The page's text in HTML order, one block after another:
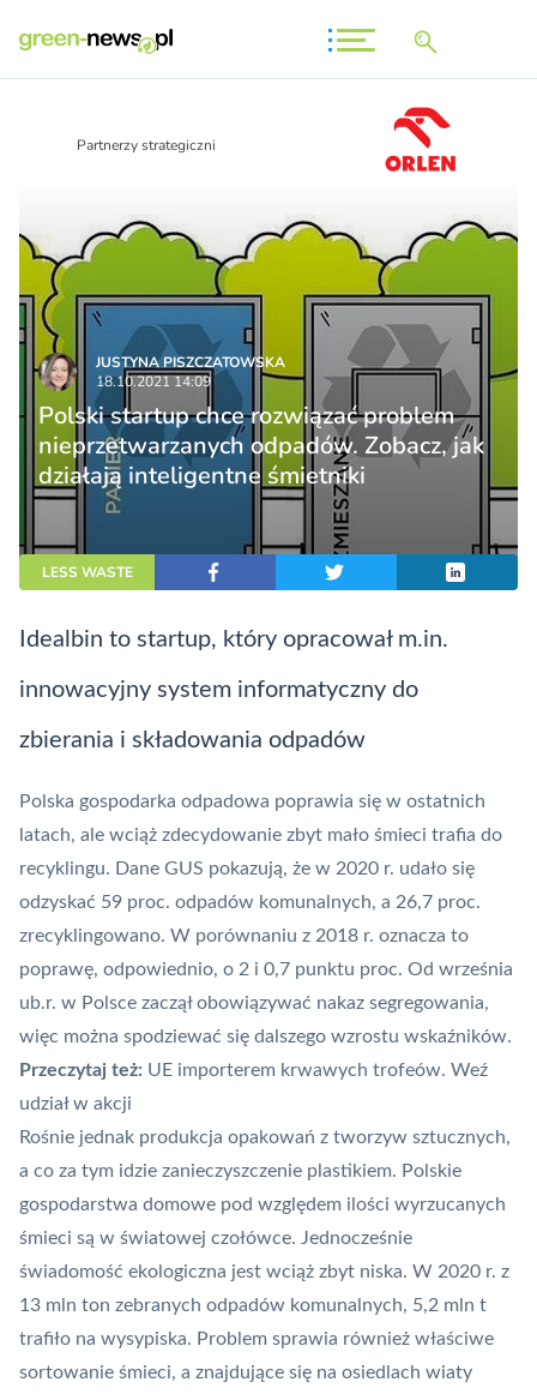
Partnerzy strategiczni
JUSTYNA PISZCZATOWSKA
18.10.2021 14:09
Polski startup chce rozwiązać problem
nieprzetwarzanych odpadów. Zobacz, jak
działają inteligentne śmietniki
LESS WASTE
Idealbin to startup, który opracował m.in.
innowacyjny system informatyczny do
zbierania i składowania odpadów
Polska gospodarka odpadowa poprawia się w ostatnich
latach, ale wciąż zdecydowanie zbyt mało śmieci trafia do
recyklingu. Dane GUS pokazują, że w 2020 r. udało się
odzyskać 59 proc. odpadów komunalnych, a 26,7 proc.
zrecyklingowano. W porównaniu z 2018 r. oznacza to
poprawę, odpowiednio, o 2 i 0,7 punktu proc. Od września
ub.r. w Polsce zaczął obowiązywać nakaz segregowania,
więc można spodziewać się dalszego wzrostu wskaźników.
Przeczytaj też: UE importerem krwawych trofeów. Weź
udział w akcji
Rośnie jednak produkcja opakowań z tworzyw sztucznych,
a co za tym idzie zanieczyszczenie plastikiem. Polskie
gospodarstwa domowe pod względem ilości wyrzucanych
śmieci są w światowej czołówce. Jednocześnie
świadomość ekologiczna jest wciąż zbyt niska. W 2020 r. z
13 mln ton zebranych odpadów komunalnych, 5,2 mln t
trafiło na wysypiska. Problem sprawia również właściwe
sortowanie śmieci, a znajdujące się na osiedlach wiaty